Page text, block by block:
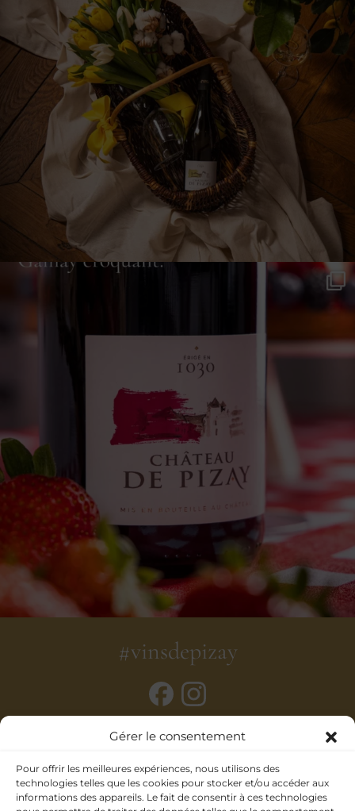
Gérer le consentement
Pour offrir les meilleures expériences, nous utilisons des
technologies telles que les cookies pour stocker et/ou accéder aux
informations des appareils. Le fait de consentir à ces technologies
#vinsdepizay